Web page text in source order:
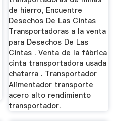
de hierro, Encuentre
Desechos De Las Cintas
Transportadoras a la venta
para Desechos De Las
Cintas . Venta de la fábrica
cinta transportadora usada
chatarra . Transportador
Alimentador transporte
acero alto rendimiento
transportador.